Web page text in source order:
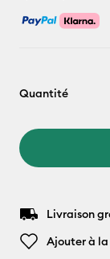
Quantité
Livraison
Ajouter à